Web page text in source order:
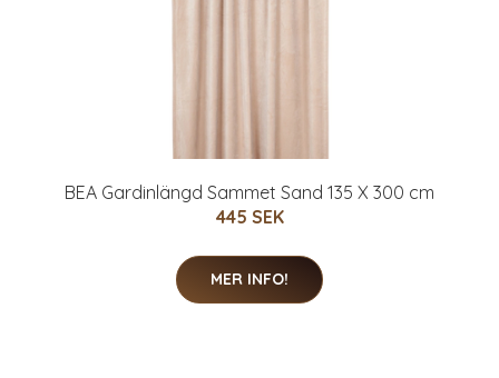
BEA Gardinlängd Sammet Sand 135 X 300 cm
445 SEK
MER INFO!